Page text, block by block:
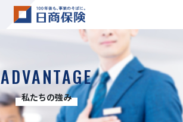
ADVANTAGE
私たちの強み